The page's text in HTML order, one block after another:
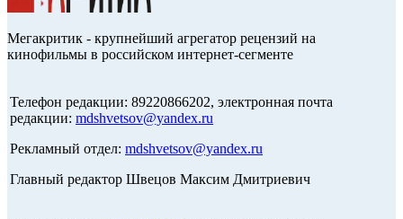
Мегакритик - крупнейший агрегатор рецензий на
кинофильмы в российском интернет-сегменте
Телефон редакции: 89220866202, электронная почта
редакции: mdshvetsov@yandex.ru
Рекламный отдел: mdshvetsov@yandex.ru
Главный редактор Швецов Максим Дмитриевич